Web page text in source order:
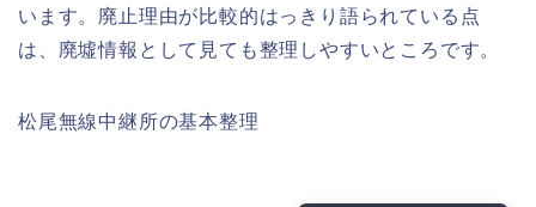
います。廃止理由が比較的はっきり語られている点
は、廃墟情報として見ても整理しやすいところです。
松尾無線中継所の基本整理